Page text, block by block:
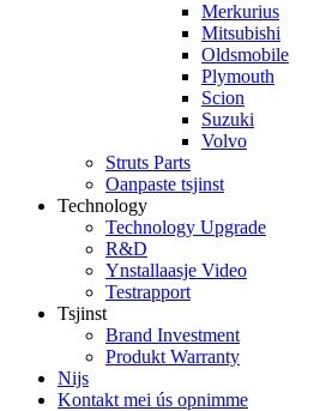
Merkurius
Mitsubishi
Oldsmobile
Plymouth
Scion
Suzuki
Volvo
Struts Parts
Oanpaste tsjinst
Technology
Technology Upgrade
R&D
Ynstallaasje Video
Testrapport
Tsjinst
Brand Investment
Produkt Warranty
Nijs
Kontakt mei ús opnimme